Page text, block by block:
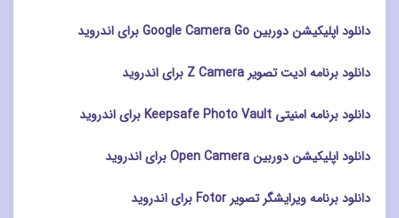
دانلود اپلیکیشن دوربین Google Camera Go برای اندروید
دانلود برنامه ادیت تصویر Z Camera برای اندروید
دانلود برنامه امنیتی Keepsafe Photo Vault برای اندروید
دانلود اپلیکیشن دوربین Open Camera برای اندروید
دانلود برنامه ویرایشگر تصویر Fotor برای اندروید